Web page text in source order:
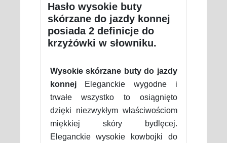
Hasło wysokie buty
skórzane do jazdy konnej
posiada 2 definicje do
krzyżówki w słowniku.
Wysokie skórzane buty do jazdy
konnejEleganckie wygodne i
trwałe wszystko to osiągnięto
dzięki niezwykłym właściwościom
miękkiej skóry bydlęcej.
Eleganckie wysokie kowbojki do